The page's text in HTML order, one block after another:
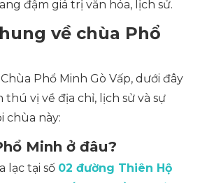
đậm giá trị văn hóa, lịch sử.
về chùa Phổ
Phổ Minh Gò Vấp, dưới đây
thú vị về địa chỉ, lịch sử và sự
chùa này:
Minh ở đâu?
lạc tại số 02 đường Thiên Hộ